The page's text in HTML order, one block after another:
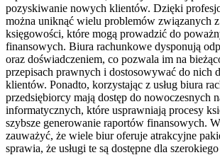
pozyskiwanie nowych klientów. Dzięki
można uniknąć wielu problemów związanych z
księgowości, które mogą prowadzić do
finansowych. Biura rachunkowe dysponują
oraz doświadczeniem, co pozwala im na
przepisach prawnych i dostosowywać do nich
klientów. Ponadto, korzystając z usług biura
przedsiębiorcy mają dostęp do nowoczesnych
informatycznych, które usprawniają procesy
szybsze generowanie raportów finansowych.
zauważyć, że wiele biur oferuje atrakcyjne
sprawia, że usługi te są dostępne dla